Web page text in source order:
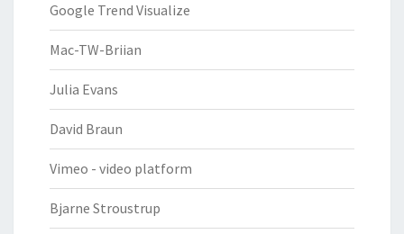
Google Trend Visualize
Mac-TW-Briian
Julia Evans
David Braun
Vimeo - video platform
Bjarne Stroustrup